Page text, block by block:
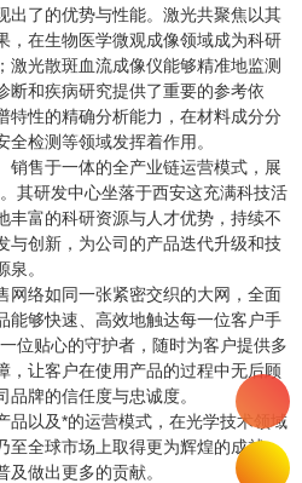
出了的优势与性能。激光共聚焦以其
，在生物医学微观成像领域成为科研
激光散斑血流成像仪能够精准地监测
断和疾病研究提供了重要的参考依
特性的精确分析能力，在材料成分分
检测等领域发挥着作用。
销售于一体的全产业链运营模式，展
其研发中心坐落于西安这充满科技活
丰富的科研资源与人才优势，持续不
与创新，为公司的产品迭代升级和技
。
网络如同一张紧密交织的大网，全面
能够快速、高效地触达每一位客户手
位贴心的守护者，随时为客户提供多
，让客户在使用产品的过程中无后顾
牌的信任度与忠诚度。
品以及*的运营模式，在光学技术领域
至全球市场上取得更为辉煌的成就，
做出更多的贡献。